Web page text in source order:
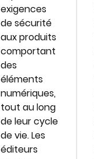
exigences
de sécurité
aux produits
comportant
des
éléments
numériques,
tout au long
de leur cycle
de vie. Les
éditeurs